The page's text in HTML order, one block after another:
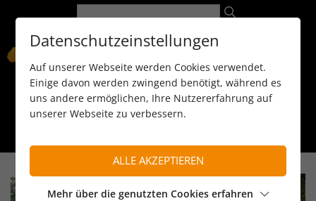
089 / 8 11 90 15
Datenschutzeinstellungen
Auf unserer Webseite werden Cookies verwendet.
Einige davon werden zwingend benötigt, während es
uns andere ermöglichen, Ihre Nutzererfahrung auf
unserer Webseite zu verbessern.
ALLE AKZEPTIEREN
Mehr über die genutzten Cookies erfahren